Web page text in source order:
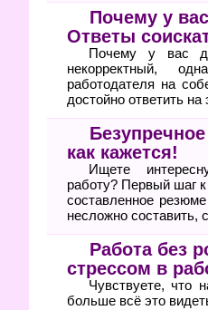
Почему у
Ответы
Почему у вас
некорректный,
работодателя на
достойно ответить на
как кажется!
Ищете
работу? Первый шаг
составленное
несложно составить,
Работа без
стрессом в
Чувствуете, что
больше всё это